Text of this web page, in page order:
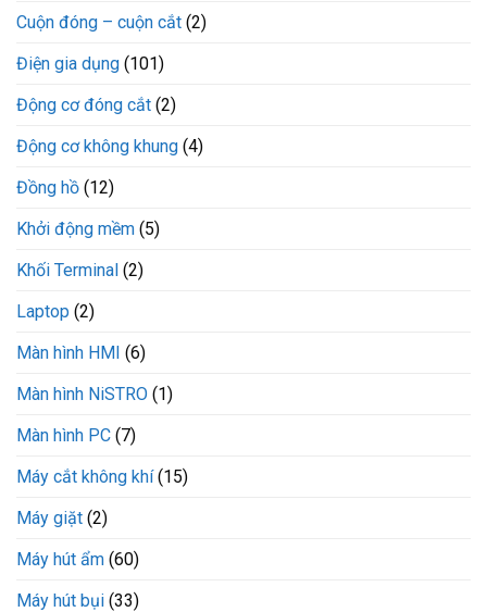
Cuộn đóng – cuộn cắt (2)
Điện gia dụng (101)
Động cơ đóng cắt (2)
Động cơ không khung (4)
Đồng hồ (12)
Khởi động mềm (5)
Khối Terminal (2)
Laptop (2)
Màn hình HMI (6)
Màn hình NiSTRO (1)
Màn hình PC (7)
Máy cắt không khí(15)
Máy giặt (2)
Máy hút ẩm (60)
Máy hút bụi (33)